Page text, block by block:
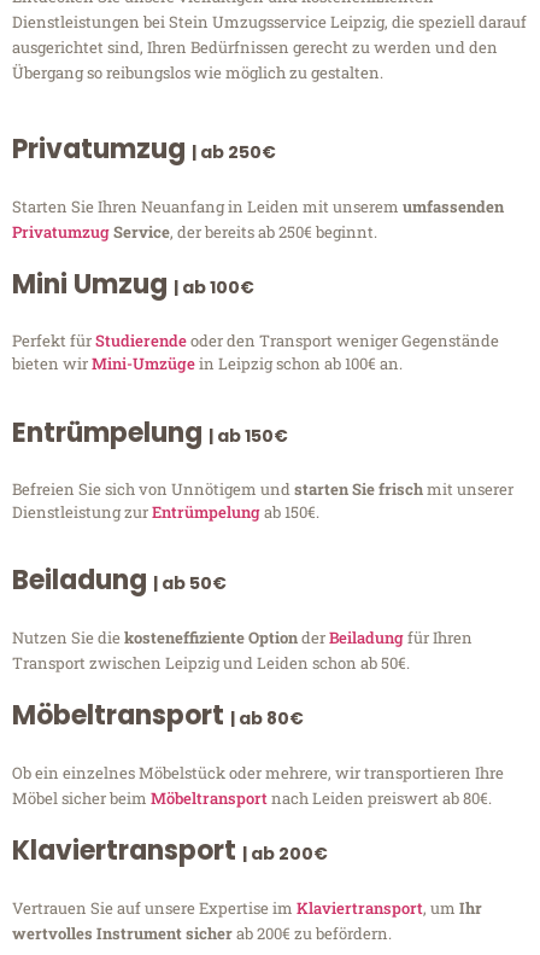
Dienstleistungen bei Stein Umzugsservice Leipzig, die speziell darauf
ausgerichtet sind, Ihren Bedürfnissen gerecht zu werden und den
Übergang so reibungslos wie möglich zu gestalten.
Privatumzug | ab 250€
Starten Sie Ihren Neuanfang in Leiden mit unserem umfassenden
PrivatumzugService, der bereits ab 250€ beginnt.
Mini Umzug | ab 100€
Perfekt fürStudierendeoder den Transport weniger Gegenstände
bieten wirMini-Umzügein Leipzig schon ab 100€ an.
Entrümpelung | ab 150€
Befreien Sie sich von Unnötigem undstarten Sie frischmit unserer
Dienstleistung zurEntrümpelungab 150€.
Beiladung | ab 50€
Nutzen Sie diekosteneffiziente OptionderBeiladungfür Ihren
Transport zwischen Leipzig und Leiden schon ab 50€.
Möbeltransport | ab 80€
Ob ein einzelnes Möbelstück oder mehrere, wir transportieren Ihre
Möbel sicher beim Möbeltransportnach Leiden preiswert ab 80€.
Klaviertransport | ab 200€
Vertrauen Sie auf unsere Expertise im Klaviertransport, um Ihr
wertvolles Instrument sicherab 200€ zu befördern.